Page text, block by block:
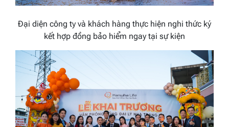
Đại diện công ty và khách hàng thực hiện nghi thức ký
kết hợp đồng bảo hiểm ngay tại sự kiện